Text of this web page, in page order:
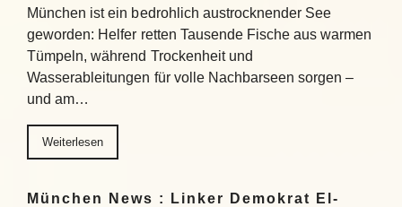
München ist ein bedrohlich austrocknender See
geworden: Helfer retten Tausende Fische aus warmen
Tümpeln, während Trockenheit und
Wasserableitungen für volle Nachbarseen sorgen –
und am…
Weiterlesen
München News : Linker Demokrat El-